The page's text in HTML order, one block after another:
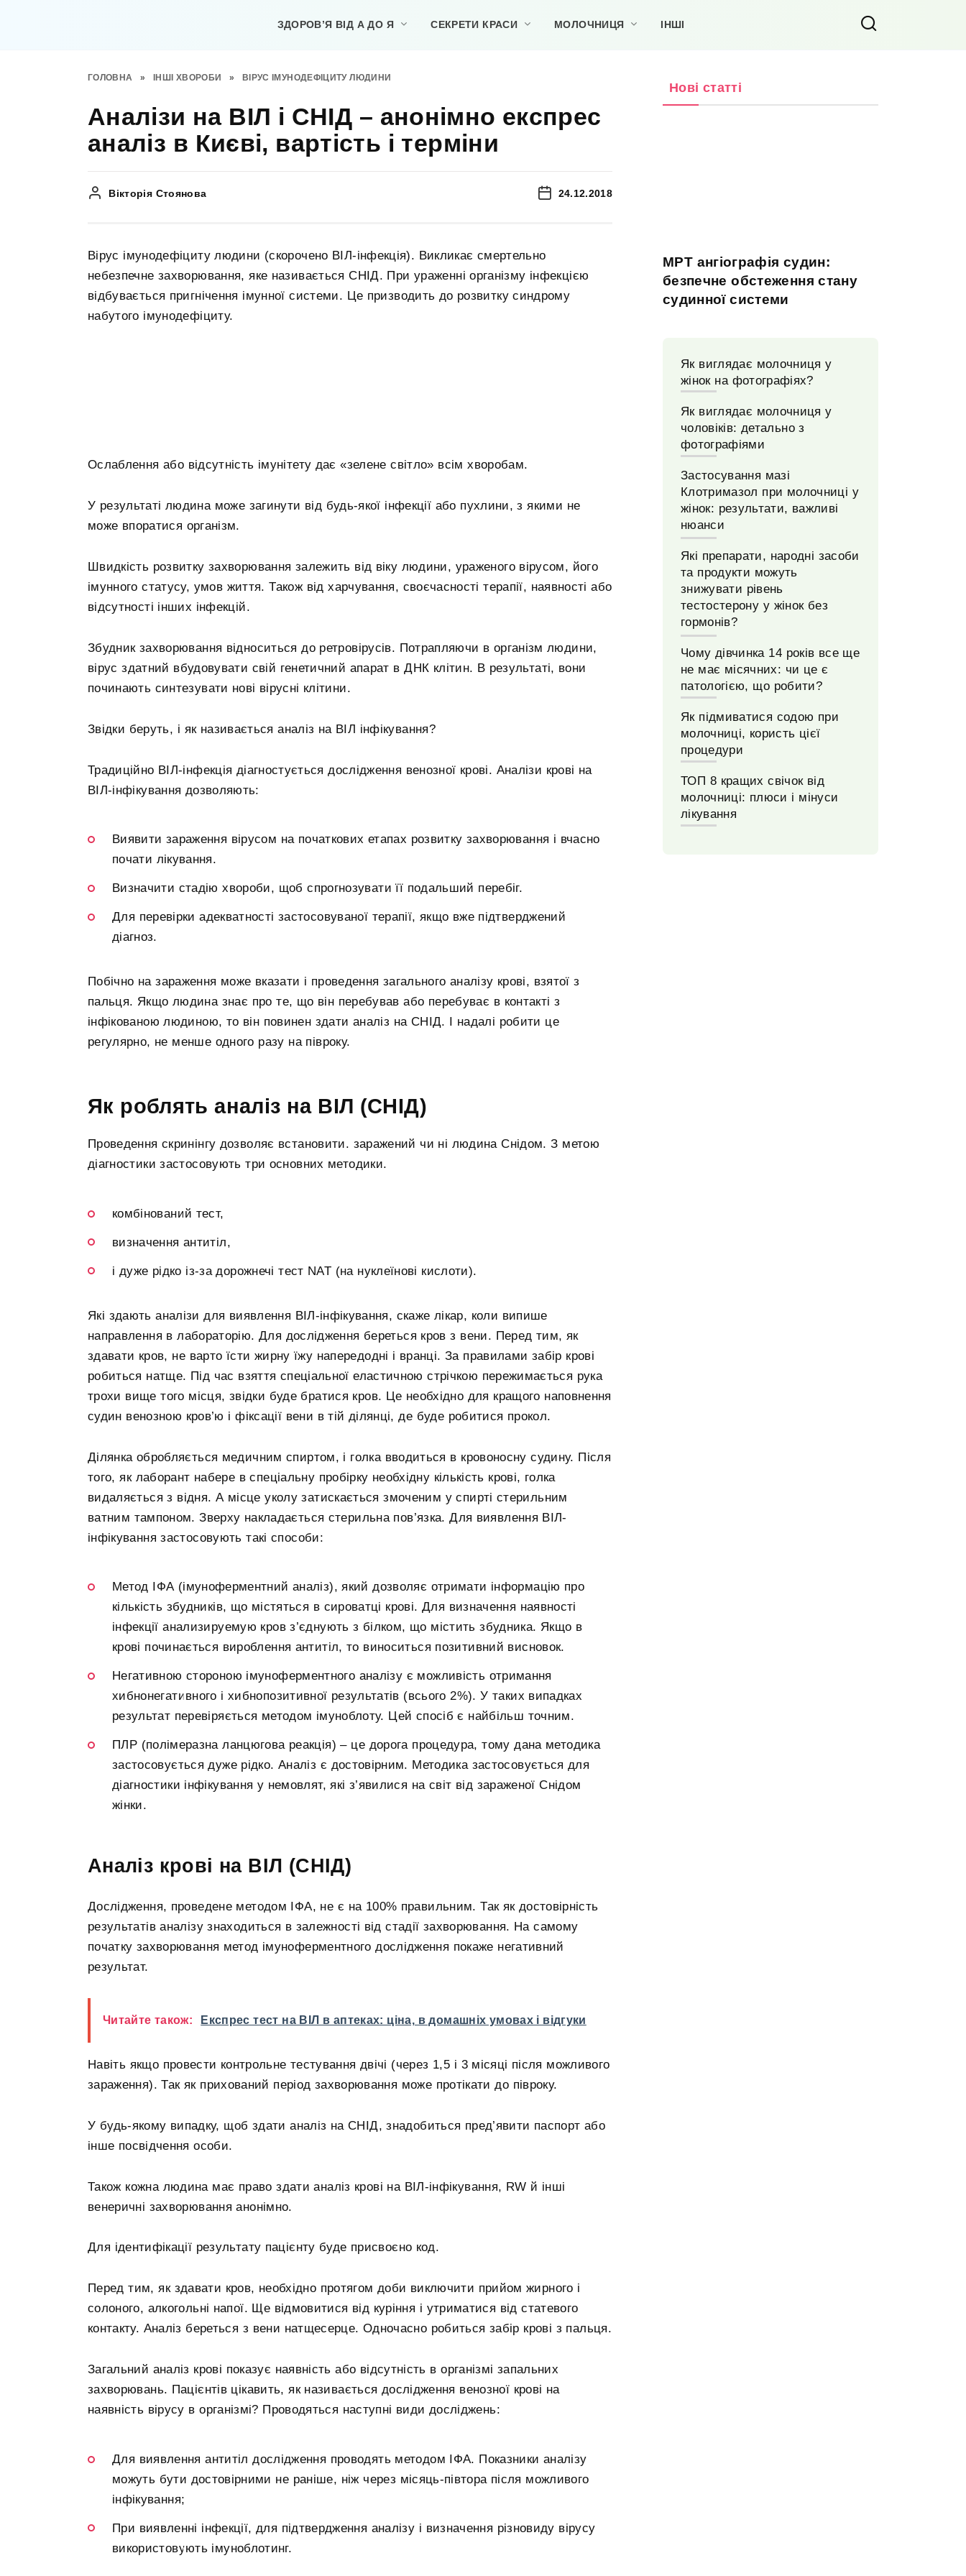
ЗДОРОВ’Я ВІД А ДО Я СЕКРЕТИ КРАСИ МОЛОЧНИЦЯ ІНШІ
ГОЛОВНА » ІНШІ ХВОРОБИ » ВІРУС ІМУНОДЕФІЦИТУ ЛЮДИНИ
Аналізи на ВІЛ і СНІД – анонімно експрес
аналіз в Києві, вартість і терміни
Вікторія Стоянова 24.12.2018
Вірус імунодефіциту людини (скорочено ВІЛ-інфекція). Викликає смертельно
небезпечне захворювання, яке називається СНІД. При ураженні організму інфекцією
відбувається пригнічення імунної системи. Це призводить до розвитку синдрому
набутого імунодефіциту.
Ослаблення або відсутність імунітету дає «зелене світло» всім хворобам.
У результаті людина може загинути від будь-якої інфекції або пухлини, з якими не
може впоратися організм.
Швидкість розвитку захворювання залежить від віку людини, ураженого вірусом, його
імунного статусу, умов життя. Також від харчування, своєчасності терапії, наявності або
відсутності інших інфекцій.
Збудник захворювання відноситься до ретровірусів. Потрапляючи в організм людини,
вірус здатний вбудовувати свій генетичний апарат в ДНК клітин. В результаті, вони
починають синтезувати нові вірусні клітини.
Звідки беруть, і як називається аналіз на ВІЛ інфікування?
Традиційно ВІЛ-інфекція діагностується дослідження венозної крові. Аналізи крові на
ВІЛ-інфікування дозволяють:
Виявити зараження вірусом на початкових етапах розвитку захворювання і вчасно
почати лікування.
Визначити стадію хвороби, щоб спрогнозувати її подальший перебіг.
Для перевірки адекватності застосовуваної терапії, якщо вже підтверджений
діагноз.
Побічно на зараження може вказати і проведення загального аналізу крові, взятої з
пальця. Якщо людина знає про те, що він перебував або перебуває в контакті з
інфікованою людиною, то він повинен здати аналіз на СНІД. І надалі робити це
регулярно, не менше одного разу на півроку.
Як роблять аналіз на ВІЛ (СНІД)
Проведення скринінгу дозволяє встановити. заражений чи ні людина Снідом. З метою
діагностики застосовують три основних методики.
комбінований тест,
визначення антитіл,
і дуже рідко із-за дорожнечі тест NAT (на нуклеїнові кислоти).
Які здають аналізи для виявлення ВІЛ-інфікування, скаже лікар, коли випише
направлення в лабораторію. Для дослідження береться кров з вени. Перед тим, як
здавати кров, не варто їсти жирну їжу напередодні і вранці. За правилами забір крові
робиться натще. Під час взяття спеціальної еластичною стрічкою пережимається рука
трохи вище того місця, звідки буде братися кров. Це необхідно для кращого наповнення
судин венозною кров’ю і фіксації вени в тій ділянці, де буде робитися прокол.
Ділянка обробляється медичним спиртом, і голка вводиться в кровоносну судину. Після
того, як лаборант набере в спеціальну пробірку необхідну кількість крові, голка
видаляється з відня. А місце уколу затискається змоченим у спирті стерильним
ватним тампоном. Зверху накладається стерильна пов’язка. Для виявлення ВІЛ-
інфікування застосовують такі способи:
Метод ІФА (імуноферментний аналіз), який дозволяє отримати інформацію про
кількість збудників, що містяться в сироватці крові. Для визначення наявності
інфекції анализируемую кров з’єднують з білком, що містить збудника. Якщо в
крові починається вироблення антитіл, то виноситься позитивний висновок.
Негативною стороною імуноферментного аналізу є можливість отримання
хибнонегативного і хибнопозитивної результатів (всього 2%). У таких випадках
результат перевіряється методом імуноблоту. Цей спосіб є найбільш точним.
ПЛР (полімеразна ланцюгова реакція) – це дорога процедура, тому дана методика
застосовується дуже рідко. Аналіз є достовірним. Методика застосовується для
діагностики інфікування у немовлят, які з’явилися на світ від зараженої Снідом
жінки.
Аналіз крові на ВІЛ (СНІД)
Дослідження, проведене методом ІФА, не є на 100% правильним. Так як достовірність
результатів аналізу знаходиться в залежності від стадії захворювання. На самому
початку захворювання метод імуноферментного дослідження покаже негативний
результат.
Читайте також: Експрес тест на ВІЛ в аптеках: ціна, в домашніх умовах і відгуки
Навіть якщо провести контрольне тестування двічі (через 1,5 і 3 місяці після можливого
зараження). Так як прихований період захворювання може протікати до півроку.
У будь-якому випадку, щоб здати аналіз на СНІД, знадобиться пред’явити паспорт або
інше посвідчення особи.
Також кожна людина має право здати аналіз крові на ВІЛ-інфікування, RW й інші
венеричні захворювання анонімно.
Для ідентифікації результату пацієнту буде присвоєно код.
Перед тим, як здавати кров, необхідно протягом доби виключити прийом жирного і
солоного, алкогольні напої. Ще відмовитися від куріння і утриматися від статевого
контакту. Аналіз береться з вени натщесерце. Одночасно робиться забір крові з пальця.
Загальний аналіз крові показує наявність або відсутність в організмі запальних
захворювань. Пацієнтів цікавить, як називається дослідження венозної крові на
наявність вірусу в організмі? Проводяться наступні види досліджень:
Для виявлення антитіл дослідження проводять методом ІФА. Показники аналізу
можуть бути достовірними не раніше, ніж через місяць-півтора після можливого
інфікування;
При виявленні інфекції, для підтвердження аналізу і визначення різновиду вірусу
використовують імуноблотинг.
Нові статті
МРТ ангіографія судин:
безпечне обстеження стану
судинної системи
Як виглядає молочниця у
жінок на фотографіях?
Як виглядає молочниця у
чоловіків: детально з
фотографіями
Застосування мазі
Клотримазол при молочниці у
жінок: результати, важливі
нюанси
Які препарати, народні засоби
та продукти можуть
знижувати рівень
тестостерону у жінок без
гормонів?
Чому дівчинка 14 років все ще
не має місячних: чи це є
патологією, що робити?
Як підмиватися содою при
молочниці, користь цієї
процедури
ТОП 8 кращих свічок від
молочниці: плюси і мінуси
лікування